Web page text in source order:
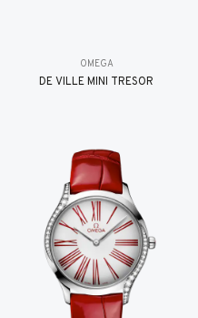
OMEGA
DE VILLE MINI TRÉSOR